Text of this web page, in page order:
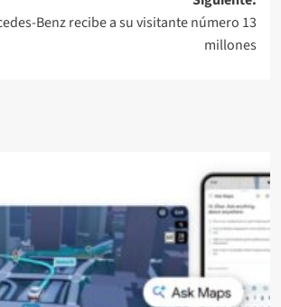
Benz recibe a su visitante número 13
millones